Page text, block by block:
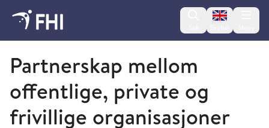
Change
2012 - publikasjoner fra FHI
Partnerskap mellom
offentlige, private og
frivillige organisasjoner